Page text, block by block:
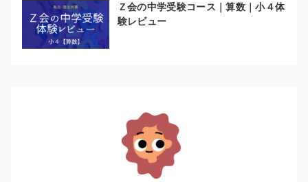
Ｚ会の中学受験コース｜算数｜小４体
験レビュー